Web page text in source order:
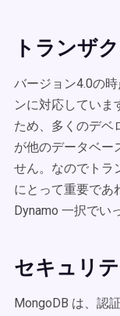
トランザ
バージョン4.0の
ンに対応していま
ため、多くのデベ
が他のデータベー
せん。なのでトラ
にとって重要であ
Dynamo 一択でい
セキュリ
MongoDB は、認